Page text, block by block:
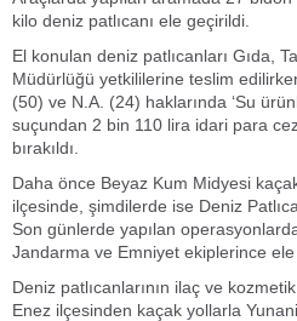
kilo deniz patlıcanı ele geçirildi.
El konulan deniz patlıcanları Gıda,
Müdürlüğü yetkililerine teslim
(50) ve N.A. (24) haklarında ‘Su
suçundan 2 bin 110 lira idari para
bırakıldı.
Daha önce Beyaz Kum Midyesi
ilçesinde, şimdilerde ise Deniz
Son günlerde yapılan
Jandarma ve Emniyet ekiplerince ele
Deniz patlıcanlarının ilaç ve
Enez ilçesinden kaçak yollarla